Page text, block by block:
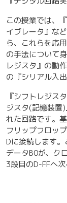
この授業では、
イブレータ』な
ら、これらを応
の手法について
レジスタ』の動
の『シリアル入
『シフトレジス
ジスタ(記憶装置
れた回路です。
フリップフロッ
Dに接続します
データB0が、ク
3段目のD-FFへ